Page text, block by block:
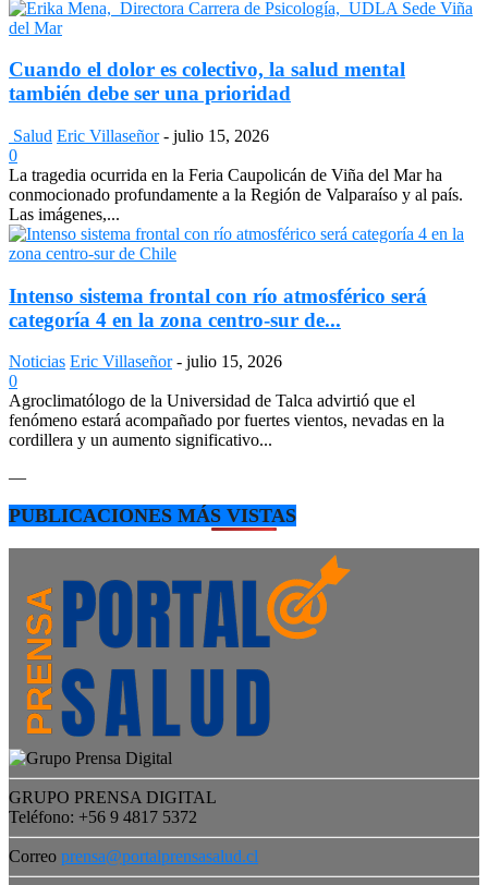
Cuando el dolor es colectivo, la salud mental
también debe ser una prioridad
Salud Eric Villaseñor - julio 15, 2026
0
La tragedia ocurrida en la Feria Caupolicán de Viña del Mar ha
conmocionado profundamente a la Región de Valparaíso y al país.
Las imágenes,...
Intenso sistema frontal con río atmosférico será
categoría 4 en la zona centro-sur de...
Noticias Eric Villaseñor - julio 15, 2026
0
Agroclimatólogo de la Universidad de Talca advirtió que el
fenómeno estará acompañado por fuertes vientos, nevadas en la
cordillera y un aumento significativo...
—
PUBLICACIONES MÁS VISTAS
GRUPO PRENSA DIGITAL
Teléfono: +56 9 4817 5372
Correo prensa@portalprensasalud.cl